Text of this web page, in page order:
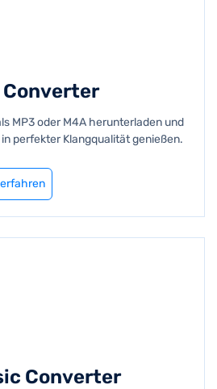
Converter
MP3 oder M4A herunterladen und
perfekter Klangqualität genießen.
Converter